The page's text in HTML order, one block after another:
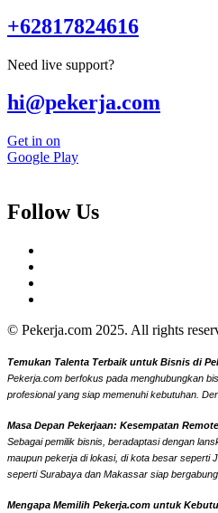
+62817824616
Need live support?
hi@pekerja.com
Get in on
Google Play
Follow Us
© Pekerja.com 2025. All rights
Temukan Talenta Terbaik untuk Bisnis di
Pekerja.com berfokus pada menghubungkan
profesional yang siap memenuhi kebutuhan.
Masa Depan Pekerjaan: Kesempatan
Sebagai pemilik bisnis, beradaptasi dengan
maupun pekerja di lokasi, di kota besar seperti
seperti Surabaya dan Makassar siap bergabung
Mengapa Memilih Pekerja.com untuk